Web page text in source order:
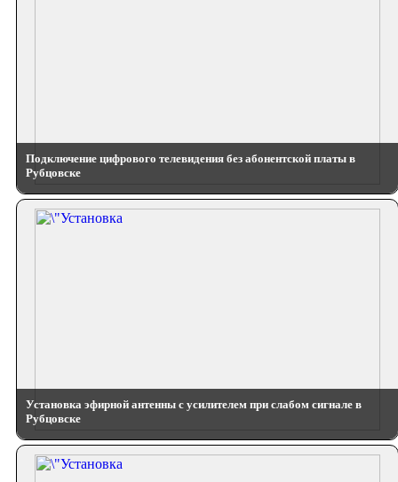
Подключение цифрового телевидения без абонентской платы в
Рубцовске
Установка эфирной антенны с усилителем при слабом сигнале в
Рубцовске